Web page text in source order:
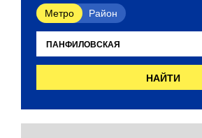
Метро Район
НАЙТИ